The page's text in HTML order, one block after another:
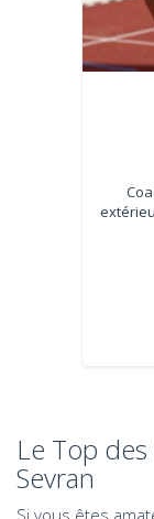
Le Top
Sevran
Si vous êtes